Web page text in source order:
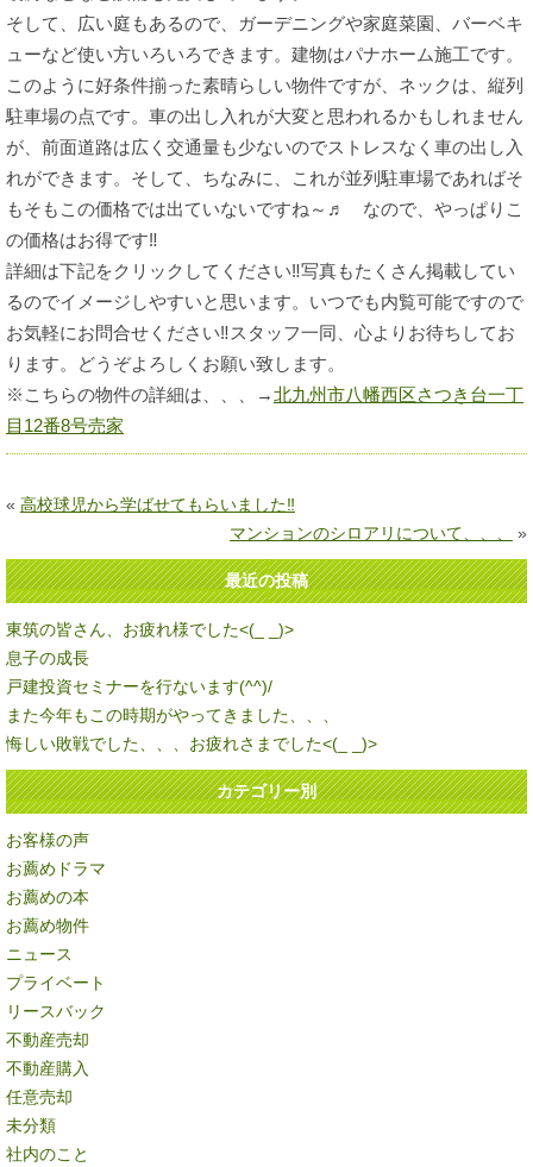
そして、広い庭もあるので、ガーデニングや家庭菜園、バーベキ
ューなど使い方いろいろできます。建物はパナホーム施工です。
このように好条件揃った素晴らしい物件ですが、ネックは、縦列
駐車場の点です。車の出し入れが大変と思われるかもしれません
が、前面道路は広く交通量も少ないのでストレスなく車の出し入
れができます。そして、ちなみに、これが並列駐車場であればそ
もそもこの価格では出ていないですね～♬ なので、やっぱりこ
の価格はお得です‼
詳細は下記をクリックしてください‼写真もたくさん掲載してい
るのでイメージしやすいと思います。いつでも内覧可能ですので
お気軽にお問合せください‼スタッフ一同、心よりお待ちしてお
ります。どうぞよろしくお願い致します。
※こちらの物件の詳細は、、、→北九州市八幡西区さつき台一丁
目12番8号売家
« 高校球児から学ばせてもらいました‼
マンションのシロアリについて、、、
»
最近の投稿
東筑の皆さん、お疲れ様でした<(_ _)>
息子の成長
戸建投資セミナーを行ないます(^^)/
また今年もこの時期がやってきました、、、
悔しい敗戦でした、、、お疲れさまでした<(_ _)>
カテゴリー別
お客様の声
お薦めドラマ
お薦めの本
お薦め物件
ニュース
プライベート
リースバック
不動産売却
不動産購入
任意売却
未分類
社内のこと